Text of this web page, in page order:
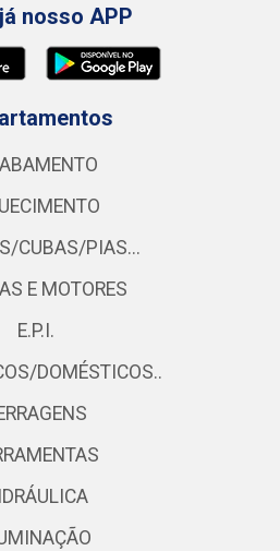
nosso APP
CUBAS/PIAS...
E MOTORES
E.P.I.
DOMÉSTICOS..